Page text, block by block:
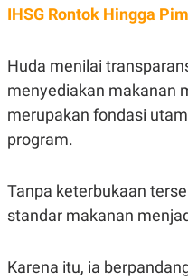
IHSG Rontok Hingga
Huda menilai
menyediakan makanan
merupakan fondasi
program.
Tanpa keterbukaan
standar makanan
Karena itu, ia